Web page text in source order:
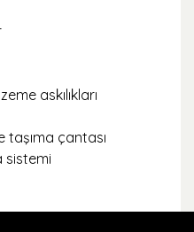
askılıkları
taşıma çantası
sistemi